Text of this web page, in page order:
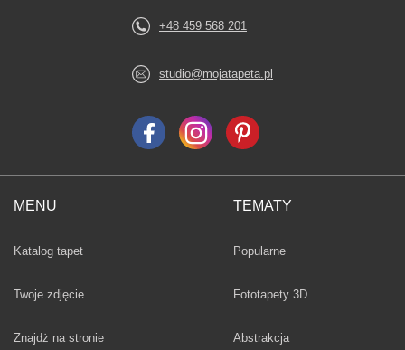
MENU
Katalog tapet
Twoje zdjęcie
Znajdż na stronie
TEMATY
Fototapety
Popularne
Fototapety 3D
Fototapety
Abstrakcja
+48 459 568 201
studio@mojatapeta.pl